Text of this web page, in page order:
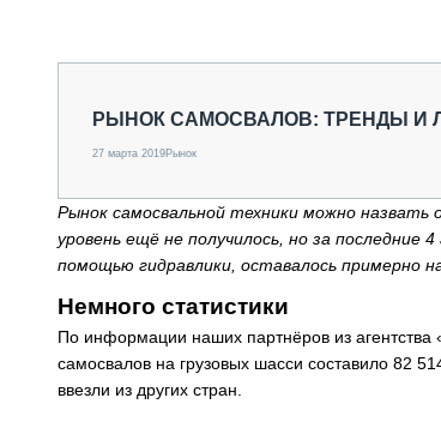
РЫНОК САМОСВАЛОВ: ТРЕНДЫ И
27 марта 2019Рынок
Рынок самосвальной техники можно
уровень ещё не получилось, но за последние
помощью гидравлики, оставалось примерно
Немного статистики
По информации наших партнёров из агентства
самосвалов на грузовых шасси составило 82
ввезли из других стран.